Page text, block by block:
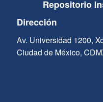
Repositorio
Dirección
Av. Universidad 1200,
Ciudad de México,